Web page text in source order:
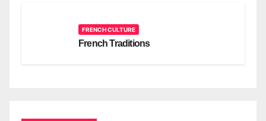
FRENCH CULTURE
French Traditions